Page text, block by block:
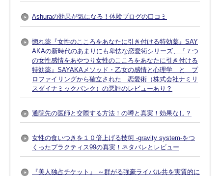
Ashuraの効果が気になる！体験ブログの口コミ
惚れ薬『女性のこころをあなたに引き付ける特効薬』SAY
AKAの新時代のあまりにも卑怯な恋愛術シリーズ、『７つ
の女性感情をあやつり女性のこころをあなたに引き付ける
特効薬』SAYAKAメソッド・乙女の感情と心理学 と プ
ロファイリングから確立された 恋愛術（株式会社ナミリ
スダイナミックバンク）の悪評のレビューあり？
通院先の医師と交際する方法！の噂と真実！効果なし？
女性の食いつきを１０倍上げる技術 -gravity system-をつ
くったプラクティス99の真実！ネタバレとレビュー
『美人独占チケット』 ～群がる強豪ライバル共を実質的に